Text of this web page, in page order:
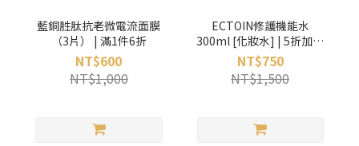
藍銅胜肽抗老微電流面膜
（3片） | 滿1件6折
NT$600
NT$1,000
ECTOIN修護機能水
300ml [化妝水] | 5折加價
購
NT$750
NT$1,500